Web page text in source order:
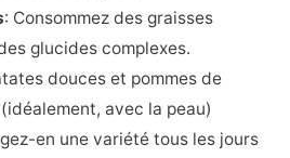
: Consommez des graisses
glucides complexes.
douces et pommes de
avec la peau)
en une variété tous les jours